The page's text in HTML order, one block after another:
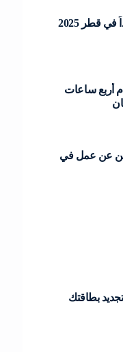
أربع ساعات
عن عمل في
بطاقتك